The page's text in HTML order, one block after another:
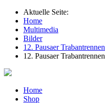
Aktuelle Seite:
Home
Multimedia
Bilder
12. Pausaer
12. Pausaer
Home
Shop